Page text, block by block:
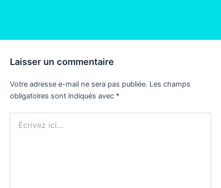
Laisser un commentaire
Votre adresse e-mail ne sera pas publiée. Les champs
obligatoires sont indiqués avec *
ici…